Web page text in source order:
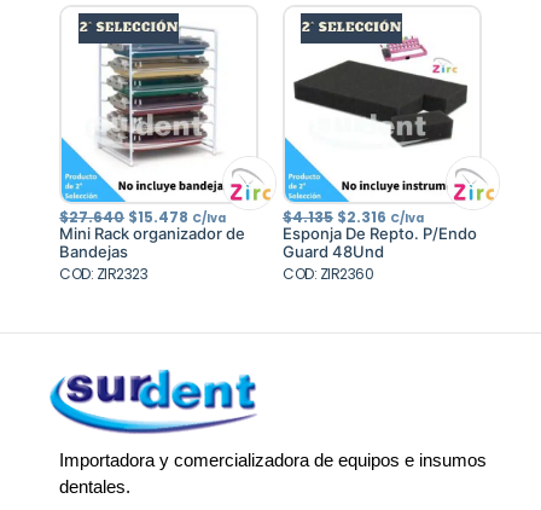
$27.640 El
precio
original
era:
$27.640.
$15.478 El
precio
actual
C/Iva
Mini Rack organizador de
Bandejas
COD: ZIR2323
$4.135 El
precio
original
era:
$4.135.
$2.316 El
precio
actual
C/Iva
Esponja De Repto. P/Endo
Guard 48Und
COD: ZIR2360
Importadora y comercializadora de equipos e insumos
dentales.